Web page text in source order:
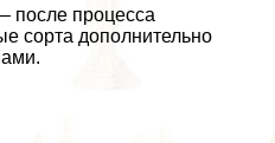
после процесса
сорта дополнительно